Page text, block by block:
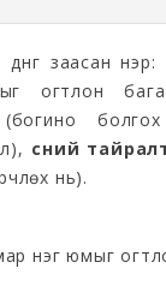
дүнг заасан нэр:
огтлон
үсний
нь).
нэг юмыг